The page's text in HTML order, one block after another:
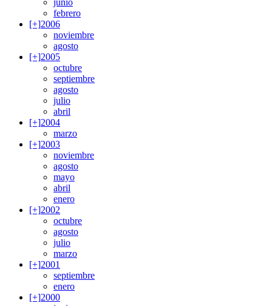
junio
febrero
[+]2006
noviembre
agosto
[+]2005
octubre
septiembre
agosto
julio
abril
[+]2004
marzo
[+]2003
noviembre
agosto
mayo
abril
enero
[+]2002
octubre
agosto
julio
marzo
[+]2001
septiembre
enero
[+]2000